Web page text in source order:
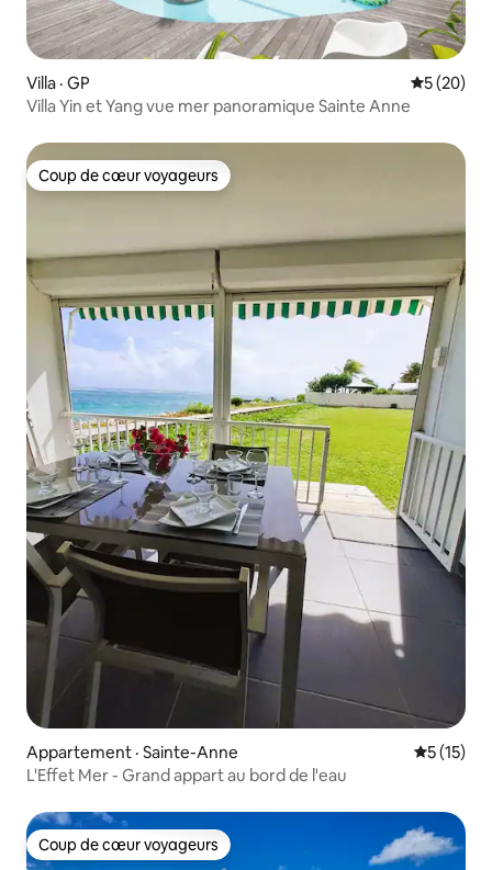
Villa · GP Note
5 (20)
Villa Yin et Yang vue mer panoramique Sainte Anne
Coup de cœur voyageurs
Coup de cœur voyageurs
Appartement · Sainte-Anne Note
5 (15)
L'Effet Mer - Grand appart au bord de l'eau
Coup de cœur voyageurs
Coup de cœur voyageurs